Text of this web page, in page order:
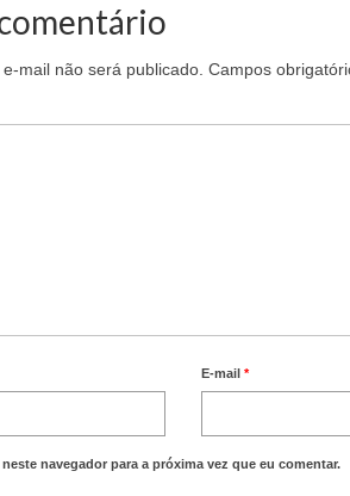
mail não será publicado. Campos
E-mail*
navegador para a próxima vez que eu comentar.